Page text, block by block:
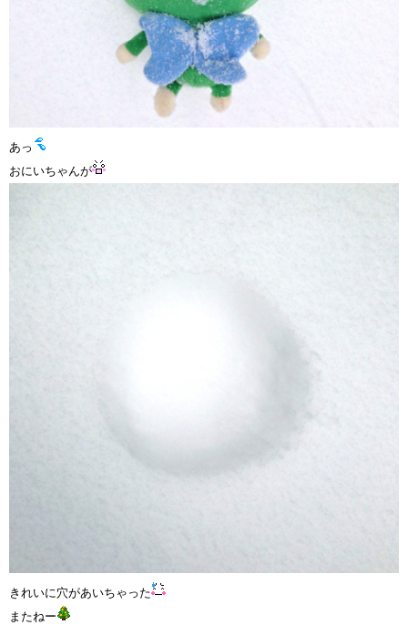
あっ
おにいちゃんが
きれいに穴があいちゃった
またねー